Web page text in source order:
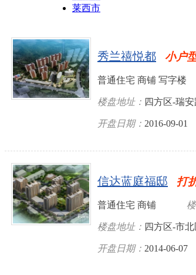
莱西市
秀兰禧悦都 小户
普通住宅 商铺 写
楼盘地址： 四方区-瑞
开盘日期： 2016-09-
信达蓝庭福邸 打
普通住宅 商铺
楼盘地址： 四方区-市
开盘日期： 2014-06-